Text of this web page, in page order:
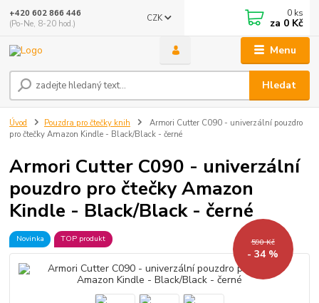
Menu
CZK
Hledat
+420 602 866 446
(Po-Ne, 8-20 hod.)
0 ks
za 0 Kč
Úvod Pouzdra pro čtečky knih
Armori Cutter C090 - univerzální pouzdro
pro čtečky Amazon Kindle - Black/Black - černé
Armori Cutter C090 - univerzální
pouzdro pro čtečky Amazon
Kindle - Black/Black - černé
Novinka TOP produkt 590 Kč
- 34 %